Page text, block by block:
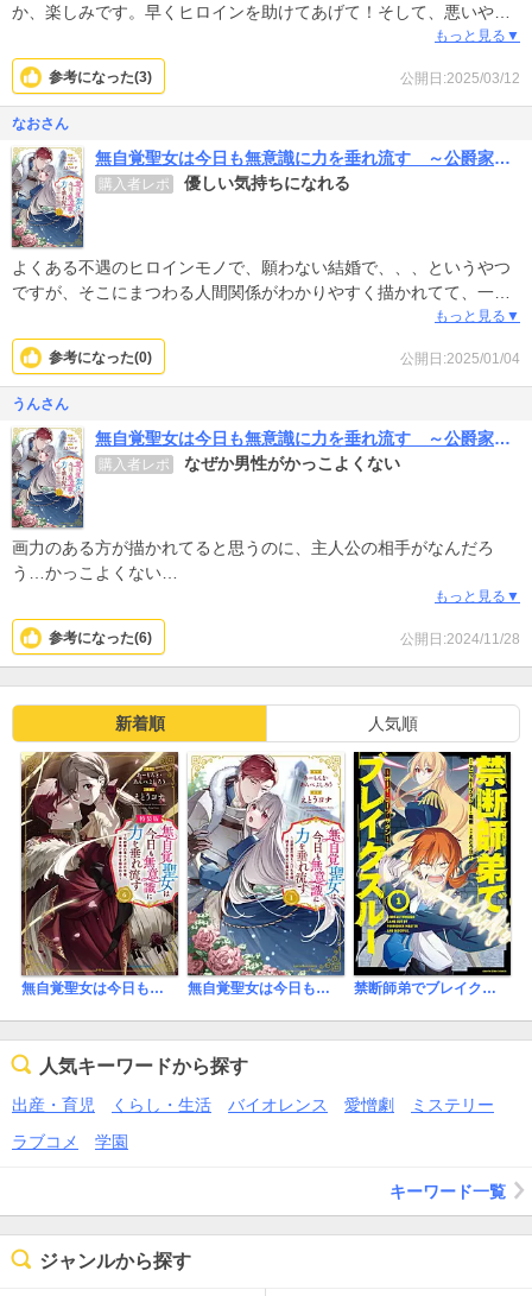
か、楽しみです。早くヒロインを助けてあげて！そして、悪いやつ
もっと見る▼
公開日:2025/03/12
参考になった(3)
なおさん
無自覚聖女は今日も無意識に力を垂れ流す ～公爵家の落ちこぼれ令嬢、嫁ぎ先で幸せを掴み取る～
購入者レポ 優しい気持ちになれる
よくある不遇のヒロインモノで、願わない結婚で、、、というやつ
ですが、そこにまつわる人間関係がわかりやすく描かれてて、一気
に読んでしまいました、テンポが遅いとかは全く気にならず、むし
ろ丁度いいテンポでした。
続きが出たらソッコー読みます。
もっと見る▼
公開日:2025/01/04
参考になった(0)
うんさん
無自覚聖女は今日も無意識に力を垂れ流す ～公爵家の落ちこぼれ令嬢、嫁ぎ先で幸せを掴み取る～
購入者レポ なぜか男性がかっこよくない
画力のある方が描かれてると思うのに、主人公の相手がなんだろ
う…かっこよくない
上手く言えないけど、そこはかとなくモサくて野暮ったくて、スタ
イルも秀でたところもないし、かと言ってマッチョな訳でもなく、
時々不細工ですらある…
話は面白いから最後まで読みたいのに、キャラクターが魅力がなさ
もっと見る▼
公開日:2024/11/28
参考になった(6)
新着順 人気順
無自覚聖女は今日も無意識に力を垂れ流す ～公爵家の落ちこぼれ令嬢、嫁ぎ先で幸せを掴み取る～【特装版】 無自覚聖女は今日も無意識に力を垂れ流す ～公爵家の落ちこぼれ令嬢、嫁ぎ先で幸せを掴み取る～ 禁断師弟でブレイクスルー～ボーイ・ミーツ・サタン～
人気キーワードから探す
出産・育児 くらし・生活 バイオレンス 愛憎劇
ミステリー
ラブコメ
学園
キーワード一覧
ジャンルから探す